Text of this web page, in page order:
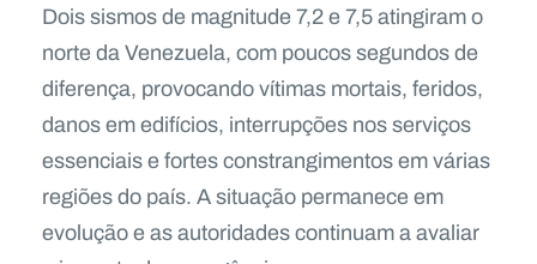
Dois sismos de magnitude 7,2 e 7,5 atingiram o
norte da Venezuela, com poucos segundos de
diferença, provocando vítimas mortais, feridos,
danos em edifícios, interrupções nos serviços
essenciais e fortes constrangimentos em várias
regiões do país. A situação permanece em
evolução e as autoridades continuam a avaliar